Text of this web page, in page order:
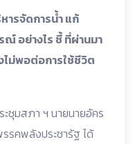
ารจัดการน้ำ แก้
อย่างไร ชี้ ที่ผ่านมา
ไม่พอต่อการใช้ชีวิต
ะชุมสภา ฯ นายนายอัคร
รคพลังประชารัฐ ได้